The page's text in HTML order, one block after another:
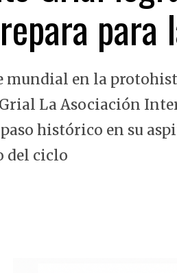
mundial en la
La Asociación
histórico en su
del ciclo